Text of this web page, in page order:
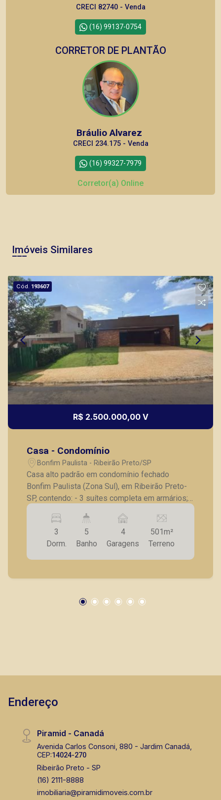
CRECI 82740 - Venda
(16) 99137-0754
CORRETOR DE PLANTÃO
Bráulio Alvarez
CRECI 234.175 - Venda
(16) 99327-7979
Corretor(a) Online
Thamiris Leandra Benevides
CRECI 270092 - Venda
(16) 99263-0551
CORRETOR DE PLANTÃO
Murilo Bazilio
(16) 98119-7226
Corretor(a) Online
CORRETOR DE PLANTÃO
Fabiana Gonçalves
(16) 99799-9323
(16) 99222-2915
Corretor(a) Online
CORRETOR DE PLANTÃO
Imóveis Similares
Cód. 193607
R$ 2.500.000,00 V
Casa - Condomínio
Bonfim Paulista - Ribeirão Preto/SP
Casa alto padrão em condomínio fechado
Bonfim Paulista (Zona Sul), em Ribeirão Preto-
SP, contendo: - 3 suítes completa em armários; -
Sala de estar com painel de tv, persianas
automatizadas; - Lavabo; - Cozinha em ilha
integrada com a varanda gourmet; - Lavanderia; -
Suíte de serviço; - Spa e churrasqueira; - 4
vagas de garagem A Piramid tem como objetivo
segurança, em locação, vendas de imóveis
lançamentos da cidade de Ribeirão Preto.
3
Dorm.
5
Banho
4
Garagens
501m²
Terreno
Endereço
Piramid - Canadá
Avenida Carlos Consoni, 880 - Jardim Canadá,
CEP:14024-270
Ribeirão Preto - SP
(16) 2111-8888
imobiliaria@piramidimoveis.com.br